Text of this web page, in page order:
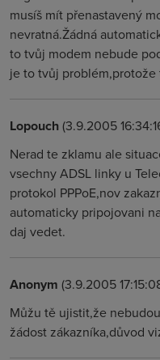
musíš mít přenastavený
nevratná.Žádná
to tvůj modem nebude
je to tvůj problém,protože
Lopouch(3.9.2005
Nerad te zklamu ale
vsechny ADSL linky u
protokol PPPoE,nov
automaticky pripojovani
daj vedet.
Anonym (3.9.2005
Můžu tě ujistit,že
žádost zákazníka,důvod